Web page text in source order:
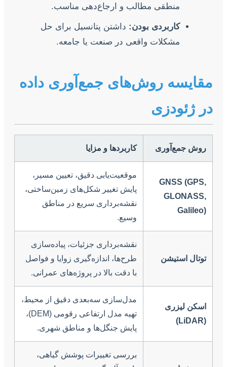
منطقی مطالب و ارجاع‌دهی مناسب.
کاربردی بودن: داشتن پتانسیل برای حل
مشکلات واقعی در صنعت یا جامعه.
مقایسه روش‌های جمع‌آوری داده
در ژئودزی
روش جمع‌آوری کاربردها و مزایا
GNSS (GPS,
GLONASS,
Galileo)
موقعیت‌یابی دقیق، تعیین مسیر،
پایش تغییر شکل‌های زمین‌ساختی،
نقشه‌برداری سریع در مناطق
وسیع.
توتال استیشن
نقشه‌برداری جزئیات، پیاده‌سازی
طرح‌ها، اندازه‌گیری زوایا و فواصل
با دقت بالا در پروژه‌های عمرانی.
اسکن لیزری
(LiDAR)
مدل‌سازی سه‌بعدی دقیق از محیط،
تهیه مدل ارتفاعی رقومی (DEM)،
پایش جنگل‌ها و مناطق شهری.
بررسی تغییرات پوشش گیاهی،